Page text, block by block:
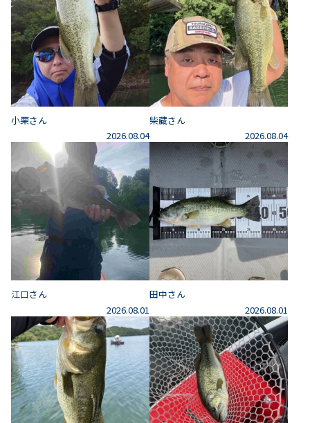
小栗さん
2026.08.04
柴藏さん
2026.08.04
江口さん
2026.08.01
田中さん
2026.08.01